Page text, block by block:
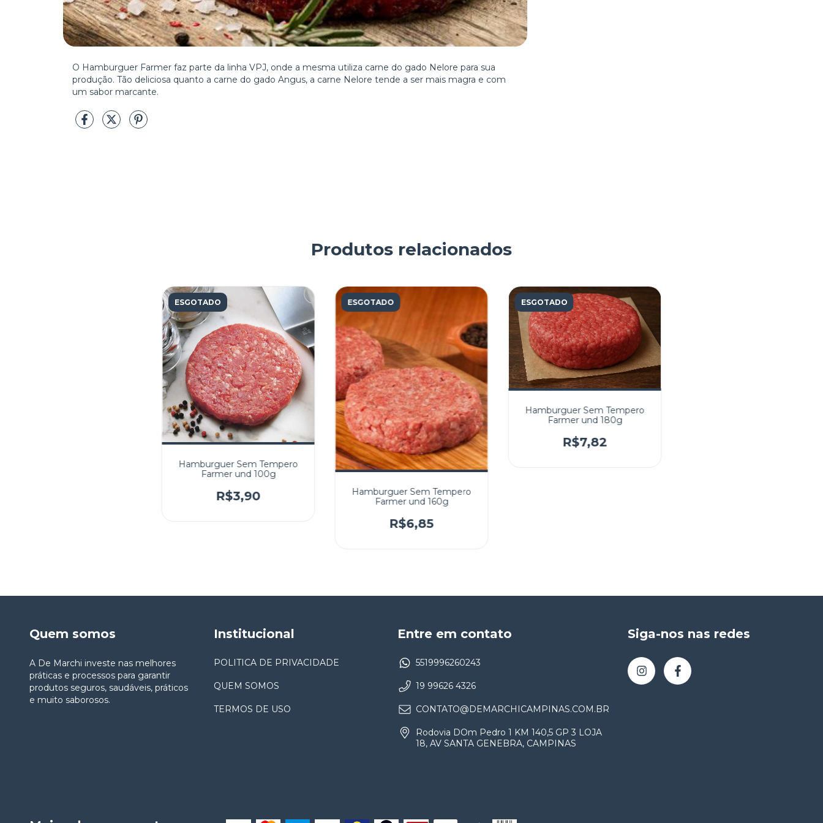
O Hamburguer Farmer faz parte da linha VPJ, onde a mesma utiliza carne do gado Nelore para sua
produção. Tão deliciosa quanto a carne do gado Angus, a carne Nelore tende a ser mais magra e com
um sabor marcante.
Produtos relacionados
ESGOTADO
Hamburguer Sem Tempero
Farmer und 100g
R$3,90
ESGOTADO
Hamburguer Sem Tempero
Farmer und 160g
R$6,85
ESGOTADO
Hamburguer Sem Tempero
Farmer und 180g
R$7,82
Quem somos
A De Marchi investe nas melhores
práticas e processos para garantir
produtos seguros, saudáveis, práticos
e muito saborosos.
Institucional
POLITICA DE PRIVACIDADE
QUEM SOMOS
TERMOS DE USO
Entre em contato
5519996260243
19 99626 4326
CONTATO@DEMARCHICAMPINAS.COM.BR
Rodovia DOm Pedro 1 KM 140,5 GP 3 LOJA
18, AV SANTA GENEBRA, CAMPINAS
Siga-nos nas redes